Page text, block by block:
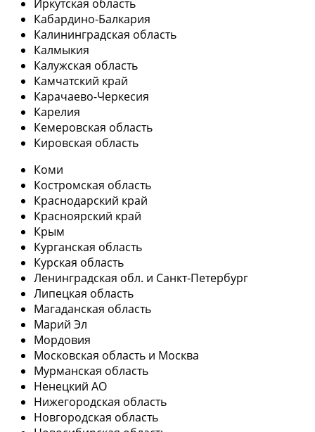
Иркутская область
Кабардино-Балкария
Калининградская область
Калмыкия
Калужская область
Камчатский край
Карачаево-Черкесия
Карелия
Кемеровская область
Кировская область
Коми
Костромская область
Краснодарский край
Красноярский край
Крым
Курганская область
Курская область
Ленинградская обл. и Санкт-Петербург
Липецкая область
Магаданская область
Марий Эл
Мордовия
Московская область и Москва
Мурманская область
Ненецкий АО
Нижегородская область
Новгородская область